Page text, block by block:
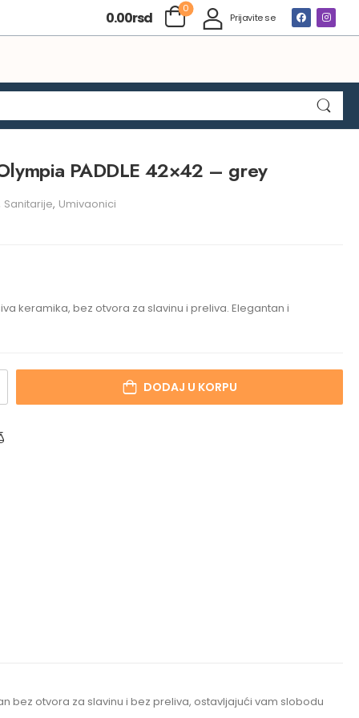
0.00rsd
0
Prijavite se
PADDLE 42×42 – grey
Sanitarije, Umivaonici
keramika, bez otvora za slavinu i preliva. Elegantan i
DODAJ U KORPU
bez otvora za slavinu i bez preliva, ostavljajući vam slobodu